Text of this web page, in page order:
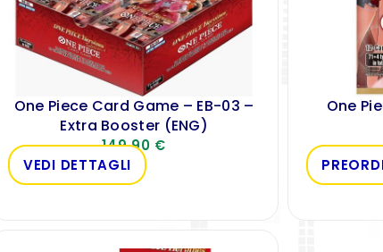
One Piece Card Game – EB-03 –
Extra Booster (ENG)
149,90 €
VEDI DETTAGLI
One